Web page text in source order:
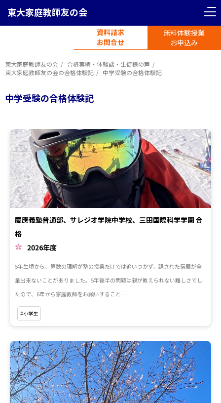
東大家庭教師友の会
資料請求
お問合せ
無料体験授業
お申込み
東大家庭教師友の会
合格実績・体験談・生徒様の声
東大家庭教師友の会の合格体験記
中学受験の合格体験記
中学受験の合格体験記
慶應義塾普通部、サレジオ学院中学校、三田国際科学学園 合
格
2026年度
5年生頃から、算数の理解が塾の授業だけでは追いつかず、課された宿題が全
量出来ないことがありました。5年後半の問題は親が教えられない難しさでし
たので、6年から家庭教師をお願いすること…
#小学生